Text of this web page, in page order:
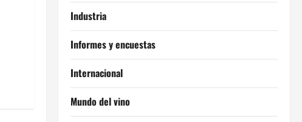
Industria
Informes y encuestas
Internacional
Mundo del vino